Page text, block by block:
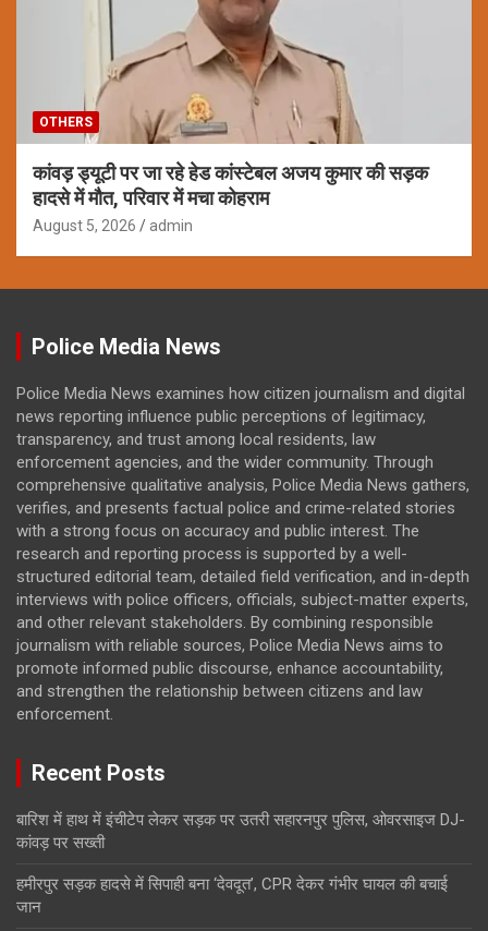
OTHERS
कांवड़ ड्यूटी पर जा रहे हेड कांस्टेबल अजय कुमार की सड़क
हादसे में मौत, परिवार में मचा कोहराम
August 5, 2026 admin
Police Media News
Police Media News examines how citizen journalism and digital
news reporting influence public perceptions of legitimacy,
transparency, and trust among local residents, law
enforcement agencies, and the wider community. Through
comprehensive qualitative analysis, Police Media News gathers,
verifies, and presents factual police and crime-related stories
with a strong focus on accuracy and public interest. The
research and reporting process is supported by a well-
structured editorial team, detailed field verification, and in-depth
interviews with police officers, officials, subject-matter experts,
and other relevant stakeholders. By combining responsible
journalism with reliable sources, Police Media News aims to
promote informed public discourse, enhance accountability,
and strengthen the relationship between citizens and law
enforcement.
Recent Posts
बारिश में हाथ में इंचीटेप लेकर सड़क पर उतरी सहारनपुर पुलिस, ओवरसाइज DJ-
कांवड़ पर सख्ती
हमीरपुर सड़क हादसे में सिपाही बना ‘देवदूत’, CPR देकर गंभीर घायल की बचाई
जान